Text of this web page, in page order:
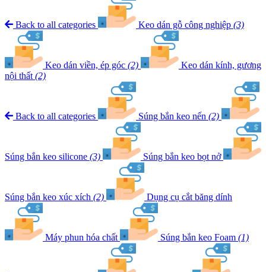
Back to all categories Keo dán gỗ công nghiệp (3)
Keo dán viền, ép góc (2)
Keo dán kính, gương
nội thất (2)
Back to all categories Súng bắn keo nến (2)
Súng bắn keo silicone (3) Súng bắn keo bọt nở
Súng bắn keo xúc xích (2) Dụng cụ cắt băng dính
Máy phun hóa chất Súng bắn keo Foam (1)